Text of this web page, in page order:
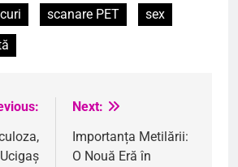
scanare PET
sex
Next:
Importanța Metilării:
O Nouă Eră în